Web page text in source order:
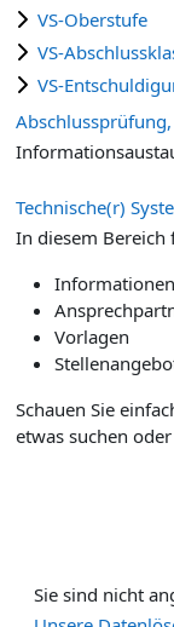
VS-Oberstufe
VS-
VS-
Abschlussprüfung,
Technische(r)
In diesem Bereich
Informationen
Vorlagen
Schauen Sie
etwas suchen
Sie sind nicht